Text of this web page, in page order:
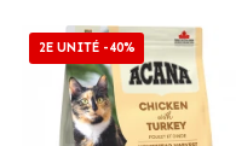
2E UNITÉ -40%